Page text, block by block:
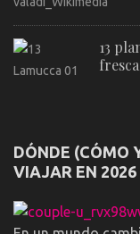
13
fresca
DÓNDE (CÓMO
VIAJAR EN 2026